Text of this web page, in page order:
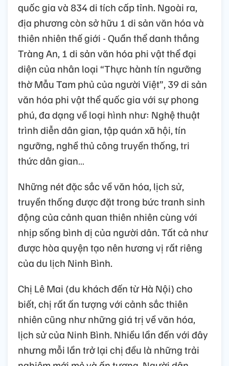
quốc gia và 834 di tích cấp tỉnh. Ngoài ra,
địa phương còn sở hữu 1 di sản văn hóa và
thiên nhiên thế giới - Quần thể danh thắng
Tràng An, 1 di sản văn hóa phi vật thể đại
diện của nhân loại “Thực hành tín ngưỡng
thờ Mẫu Tam phủ của người Việt”, 39 di sản
văn hóa phi vật thể quốc gia với sự phong
phú, đa dạng về loại hình như: Nghệ thuật
trình diễn dân gian, tập quán xã hội, tín
ngưỡng, nghề thủ công truyền thống, tri
thức dân gian…
Những nét đặc sắc về văn hóa, lịch sử,
truyền thống được đặt trong bức tranh sinh
động của cảnh quan thiên nhiên cùng với
nhịp sống bình dị của người dân. Tất cả như
được hòa quyện tạo nên hương vị rất riêng
của du lịch Ninh Bình.
Chị Lê Mai (du khách đến từ Hà Nội) cho
biết, chị rất ấn tượng với cảnh sắc thiên
nhiên cũng như những giá trị về văn hóa,
lịch sử của Ninh Bình. Nhiều lần đến với đây
nhưng mỗi lần trở lại chị đều là những trải